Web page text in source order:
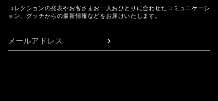
コレクションの発表やお客さまお一人おひとりに合わせたコミュニケーシ
ョン、グッチからの最新情報などをお届けいたします。
メールアドレス